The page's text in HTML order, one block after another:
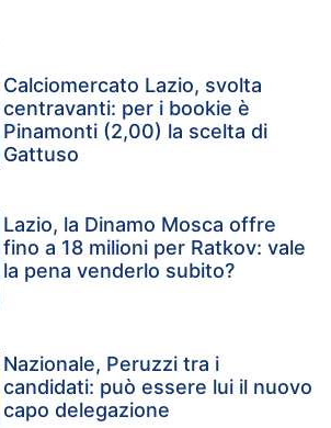
Calciomercato Lazio, svolta
centravanti: per i bookie è
Pinamonti (2,00) la scelta di
Gattuso
Lazio, la Dinamo Mosca offre
fino a 18 milioni per Ratkov: vale
la pena venderlo subito?
Nazionale, Peruzzi tra i
candidati: può essere lui il nuovo
capo delegazione